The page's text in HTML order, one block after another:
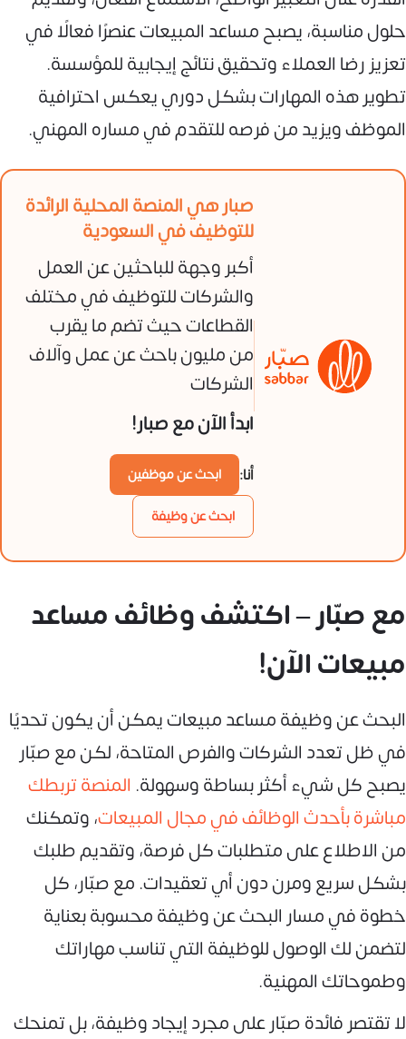
حلول مناسبة، يصبح مساعد المبيعات عنصرًا فعالًا في
تعزيز رضا العملاء وتحقيق نتائج إيجابية للمؤسسة.
تطوير هذه المهارات بشكل دوري يعكس احترافية
الموظف ويزيد من فرصه للتقدم في مساره المهني.
صبار هي المنصة المحلية الرائدة
للتوظيف في السعودية
أكبر وجهة للباحثين عن العمل
والشركات للتوظيف في مختلف
القطاعات حيث تضم ما يقرب
من مليون باحث عن عمل وآلاف
الشركات
ابدأ الآن مع صبار!
أنا:
ابحث عن موظفين
ابحث عن وظيفة
مع صبّار – اكتشف وظائف مساعد
مبيعات الآن!
البحث عن وظيفة مساعد مبيعات يمكن أن يكون تحديًا
في ظل تعدد الشركات والفرص المتاحة، لكن مع صبّار
يصبح كل شيء أكثر بساطة وسهولة. المنصة تربطك
مباشرة بأحدث الوظائف في مجال المبيعات، وتمكنك
من الاطلاع على متطلبات كل فرصة، وتقديم طلبك
بشكل سريع ومرن دون أي تعقيدات. مع صبّار، كل
خطوة في مسار البحث عن وظيفة محسوبة بعناية
لتضمن لك الوصول للوظيفة التي تناسب مهاراتك
وطموحاتك المهنية.
لا تقتصر فائدة صبّار على مجرد إيجاد وظيفة، بل تمنحك